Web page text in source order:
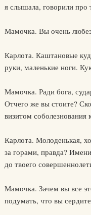
я слышала, говорили про
Мамочка. Вы очень
Карлота. Каштановые
руки, маленькие ноги.
Мамочка. Ради бога,
Отчего же вы стоите?
визитом
Карлота. Молоденькая,
за горами, правда?
до твоего
Мамочка. Зачем вы все
подумать, что вы